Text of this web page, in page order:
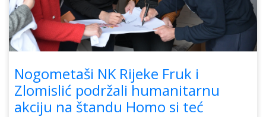
Nogometaši NK Rijeke Fruk i
Zlomislić podržali humanitarnu
akciju na štandu Homo si teć